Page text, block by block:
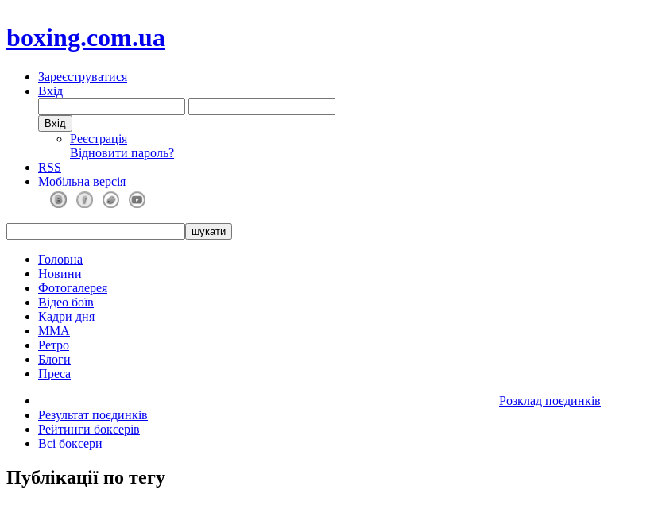
boxing.com.ua
Зареєструватися
Вхід
Реєстрація
Відновити пароль?
RSS
Мобільна версія
Головна
Новини
Фотогалерея
Відео боїв
Кадри дня
ММА
Ретро
Блоги
Преса
Розклад поєдинків
Результат поєдинків
Рейтинги боксерів
Всі боксери
Публікації по тегу